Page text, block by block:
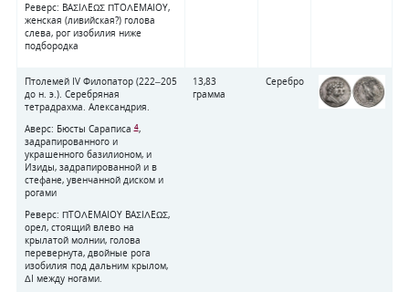
Реверс: BAΣIΛEΩΣ ΠTOΛEMAIOY,
женская (ливийская?) голова
слева, рог изобилия ниже
подбородка
Птолемей IV Филопатор (222–205
до н. э.). Серебряная
тетрадрахма. Александрия.
Аверс: Бюсты Сараписа4,
задрапированного и
украшенного базилионом, и
Изиды, задрапированной и в
стефане, увенчанной диском и
рогами
Реверс: ΠTOΛEMAIOY BAΣIΛEΩΣ,
орел, стоящий влево на
крылатой молнии, голова
перевернута, двойные рога
изобилия под дальним крылом,
ΔI между ногами.
13,83
грамма
Серебро